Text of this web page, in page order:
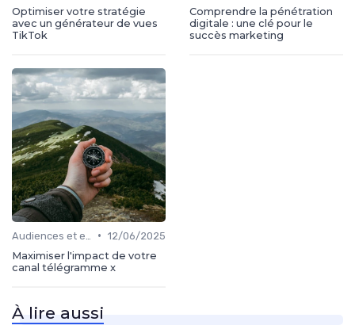
Optimiser votre stratégie
avec un générateur de vues
TikTok
Comprendre la pénétration
digitale : une clé pour le
succès marketing
• 12/06/2025
Maximiser l'impact de votre
canal télégramme x
À lire aussi